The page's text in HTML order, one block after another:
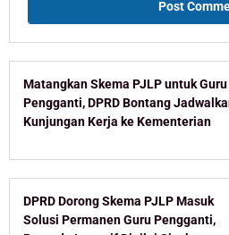
Matangkan Skema PJLP untuk Guru
Pengganti, DPRD Bontang
Kunjungan Kerja ke Kementerian
DPRD Dorong Skema PJLP Masuk
Solusi Permanen Guru Pengganti,